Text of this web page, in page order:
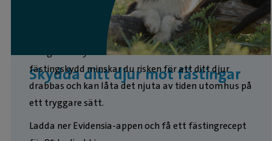
Skydda ditt djur mot fästingar
Fästingbett kan sprida sjukdomar, och därför är det
viktigt att skydda din hund eller katt. Med rätt
fästingskydd minskar du risken för att ditt djur
drabbas och kan låta det njuta av tiden utomhus på
ett tryggare sätt.
Ladda ner Evidensia-appen och få ett fästingrecept